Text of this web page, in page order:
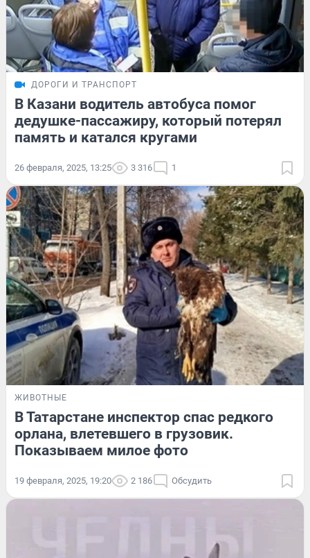
ДОРОГИ И ТРАНСПОРТ
В Казани водитель автобуса помог
дедушке-пассажиру, который потерял
память и катался кругами
26 февраля, 2025, 13:25 3 316 1
ЖИВОТНЫЕ
В Татарстане инспектор спас редкого
орлана, влетевшего в грузовик.
Показываем милое фото
19 февраля, 2025, 19:20 2 186 Обсудить